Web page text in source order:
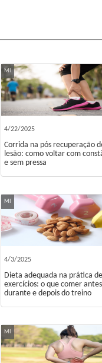
MI
4/22/2025
Corrida na pós recuperação
lesão: como voltar com
e sem pressa
MI
4/3/2025
Dieta adequada na prática de
exercícios: o que comer
durante e depois do treino
MI